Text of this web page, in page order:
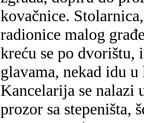
kovačnice.
radionice malog
kreću se po dvorištu,
glavama, nekad idu
Kancelarija se nalazi
prozor sa stepeništa,